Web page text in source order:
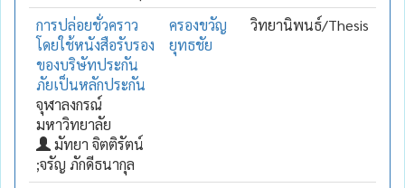
การปล่อยชั่วคราว
โดยใช้หนังสือรับรอง
ของบริษัทประกัน
ภัยเป็นหลักประกัน
จุฬาลงกรณ์
มหาวิทยาลัย
มัทยา จิตติรัตน์
;จรัญ ภักดีธนากุล
ครองขวัญ
ยุทธชัย
วิทยานิพนธ์/Thesis